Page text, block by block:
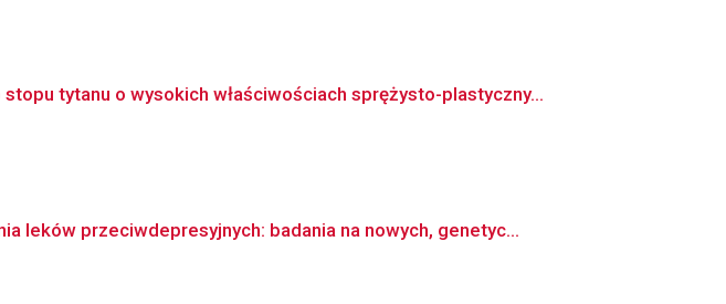
tytanu o wysokich właściwościach sprężysto-plastyczny...
leków przeciwdepresyjnych: badania na nowych, genetyc...